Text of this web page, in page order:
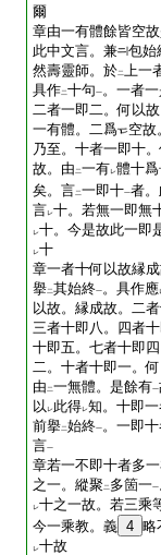
爾
章由一有體餘皆空
此中文言。兼
包始
然壽靈師。於二上一
具作二十句一。一者
二者一即二。何以
一有體。二爲
空故
乃至。十者一即十
故。由 二一有レ體十爲
矣。言二一即十一者
言レ十。若無一即無
レ十。今是故此一即
レ十
章一者十何以故縁
擧二其始終一。具作應
以故。縁成故。二
三者十即八。四者
十即五。七者十即
二。十者十即一。
由 二一無體。是餘有一
以 レ此得レ知。十即
前擧二始終一。一即
言一
章若一不即十者多
之一。縱聚 二 多箇一一
レ十之一故。若三乘
今一乘教。義 4 略
レ十故